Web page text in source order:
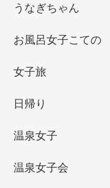
うなぎちゃん
お風呂女子こての
女子旅
日帰り
温泉女子
温泉女子会